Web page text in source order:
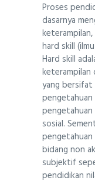
Proses
dasarnya
hard skill
Hard skill
keterampilan
yang
pengetahuan
sosial.
bidang non
subjektif
pendidikan